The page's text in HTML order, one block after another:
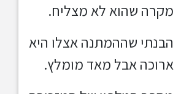
מקרה שהוא לא מצליח.
הבנתי שההמתנה אצלו היא
ארוכה אבל מאד מומלץ.